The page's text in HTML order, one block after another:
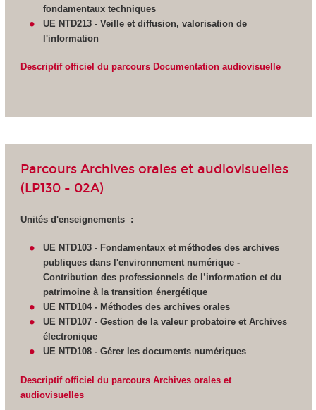
fondamentaux techniques
UE NTD213 - Veille et diffusion, valorisation de
l'information
Descriptif officiel du parcours Documentation audiovisuelle
Parcours Archives orales et audiovisuelles
(LP130 - 02A)
Unités d'enseignements :
UE NTD103 - Fondamentaux et méthodes des archives
publiques dans l'environnement numérique -
Contribution des professionnels de l’information et du
patrimoine à la transition énergétique
UE NTD104 - Méthodes des archives orales
UE NTD107 - Gestion de la valeur probatoire et Archives
électronique
UE NTD108 - Gérer les documents numériques
Descriptif officiel du parcours Archives orales et
audiovisuelles